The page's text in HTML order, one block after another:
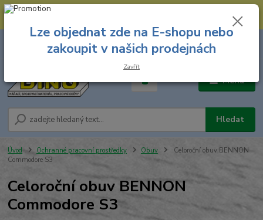
--- Spojovací materiál: 774 431 045 --- Prodejna nářadí: 731 449 423 --
Menu
Hledat
8.00 hod. - 16.00 hod.
za
Úvod Ochranné pracovní prostředky Obuv
Celoroční obuv BENNON
Commodore S3
Celoroční obuv BENNON
Commodore S3
Lze objednat zde na E-shopu nebo
zakoupit v našich prodejnách
Zavřít